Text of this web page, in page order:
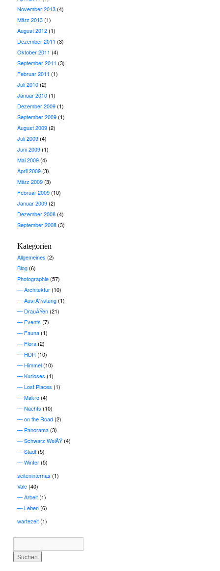
November 2013(4)
März 2013(1)
August 2012(1)
Dezember 2011 (3)
Oktober 2011 (4)
September 2011 (3)
Februar 2011 (1)
Juli 2010(2)
Januar 2010(1)
Dezember 2009(1)
September 2009(1)
August 2009(2)
Juli 2009(4)
Juni 2009(1)
Mai 2009(4)
April 2009(3)
März 2009(3)
Februar 2009(10)
Januar 2009(2)
Dezember 2008(4)
September 2008(3)
Kategorien
Allgemeines (2)
Blog(6)
Photographie(57)
Architektur(10)
AusrÃ¼stung(1)
DrauÃŸen(21)
Events (7)
Fauna(1)
Flora(2)
HDR (10)
Himmel(10)
Kurioses (1)
Lost Places (1)
Makro(4)
Nachts (10)
on the Road(2)
Panorama(3)
Schwarz WeiÃŸ(4)
Stadt(5)
Winter(5)
seiteninternas (1)
Vale(40)
Arbeit(1)
Leben(6)
wartezeit(1)